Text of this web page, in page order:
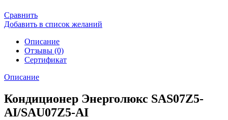
Сравнить
Добавить в список желаний
Описание
Отзывы (0)
Сертификат
Описание
Кондиционер Энерголюкс SAS07Z5-
AI/SAU07Z5-AI